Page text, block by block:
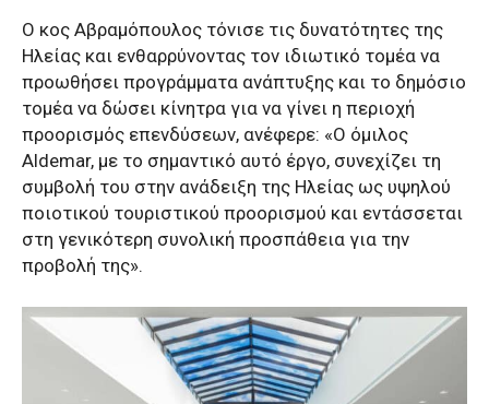
Ο κος Αβραμόπουλος τόνισε τις δυνατότητες της
Ηλείας και ενθαρρύνοντας τον ιδιωτικό τομέα να
προωθήσει προγράμματα ανάπτυξης και το δημόσιο
τομέα να δώσει κίνητρα για να γίνει η περιοχή
προορισμός επενδύσεων, ανέφερε: «Ο όμιλος
Aldemar, με το σημαντικό αυτό έργο, συνεχίζει τη
συμβολή του στην ανάδειξη της Ηλείας ως υψηλού
ποιοτικού τουριστικού προορισμού και εντάσσεται
στη γενικότερη συνολική προσπάθεια για την
προβολή της».